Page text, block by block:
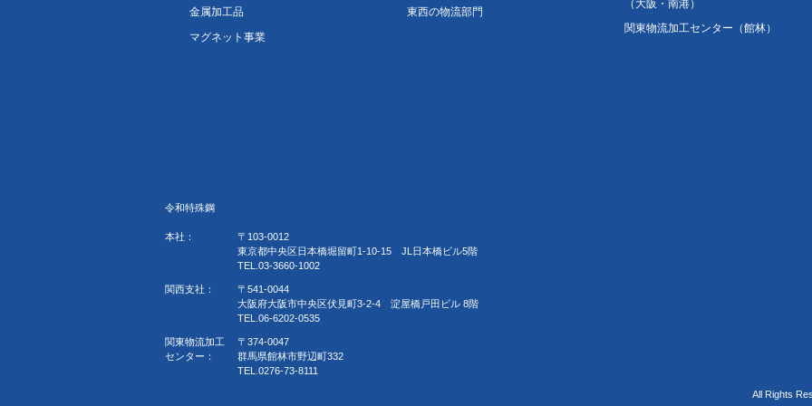
金属加工品
マグネット事業
東西の物流部門
（大阪・南港）
関東物流加工センター（館林）
令和特殊鋼
本社：
〒103-0012
東京都中央区日本橋堀留町1-10-15 JL日本橋ビル5階
TEL.03-3660-1002
関西支社：
〒541-0044
大阪府大阪市中央区伏見町3-2-4 淀屋橋戸田ビル 8階
TEL.06-6202-0535
関東物流加工
センター：
〒374-0047
群馬県館林市野辺町332
TEL.0276-73-8111
All Rights